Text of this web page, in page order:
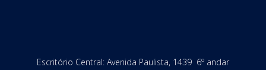
Escritório Central: Avenida Paulista, 1439 6º andar